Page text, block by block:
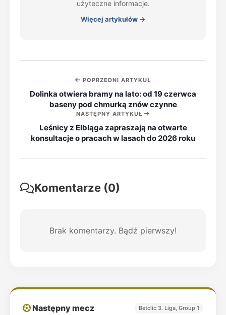
użyteczne informacje.
Więcej artykułów →
POPRZEDNI ARTYKUŁ
Dolinka otwiera bramy na lato: od 19 czerwca
baseny pod chmurką znów czynne
NASTĘPNY ARTYKUŁ
Leśnicy z Elbląga zapraszają na otwarte
konsultacje o pracach w lasach do 2026 roku
Komentarze (0)
Brak komentarzy. Bądź pierwszy!
Następny mecz Betclic 3. Liga, Group 1